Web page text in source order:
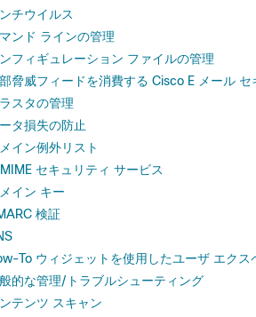
チウイルス
ンド ラインの管理
フィギュレーション ファイルの管理
脅威フィードを消費する Cisco E メール
スタの管理
タ損失の防止
メイン例外リスト
セキュリティ サービス
メイン キー
検証
To ウィジェットを使用したユーザ エクス
的な管理/トラブルシューティング
テンツ スキャン